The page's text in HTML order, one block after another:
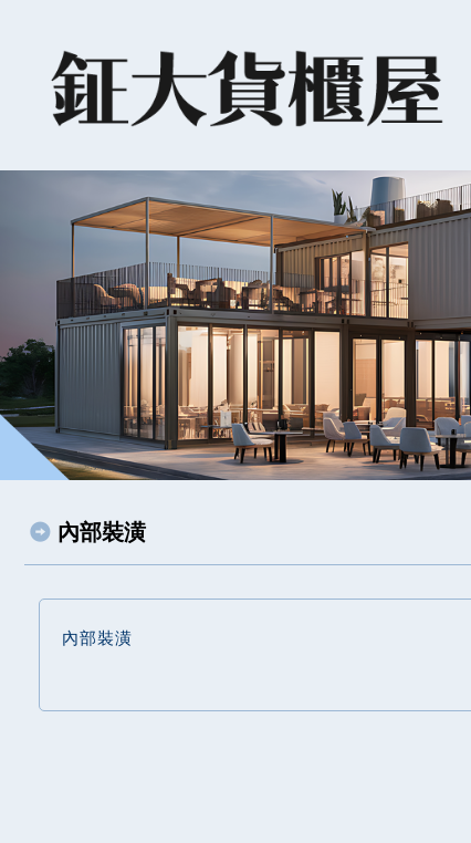
內部裝潢
內部裝潢